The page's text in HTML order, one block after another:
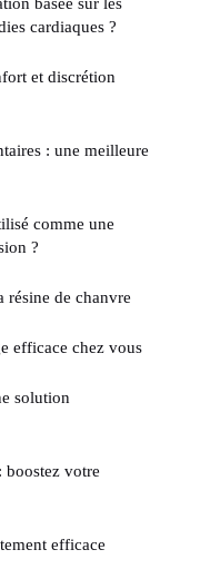
cardiaques ?
et discrétion
: une meilleure
comme une
?
résine de chanvre
efficace chez vous
solution
votre
efficace